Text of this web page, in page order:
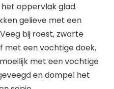
oppervlak glad.
gelieve met een
bij roest, zwarte
met een vochtige doek,
met een vochtige
en dompel het